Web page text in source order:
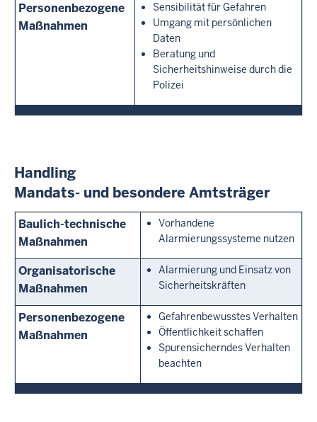
Personenbezogene
Maßnahmen
Sensibilität für Gefahren
Umgang mit persönlichen
Daten
Beratung und
Sicherheitshinweise durch die
Polizei
Handling
Mandats- und besondere Amtsträger
Baulich-technische
Maßnahmen
Vorhandene
Alarmierungssysteme nutzen
Organisatorische
Maßnahmen
Alarmierung und Einsatz von
Sicherheitskräften
Personenbezogene
Maßnahmen
Gefahrenbewusstes Verhalten
Öffentlichkeit schaffen
Spurensicherndes Verhalten
beachten